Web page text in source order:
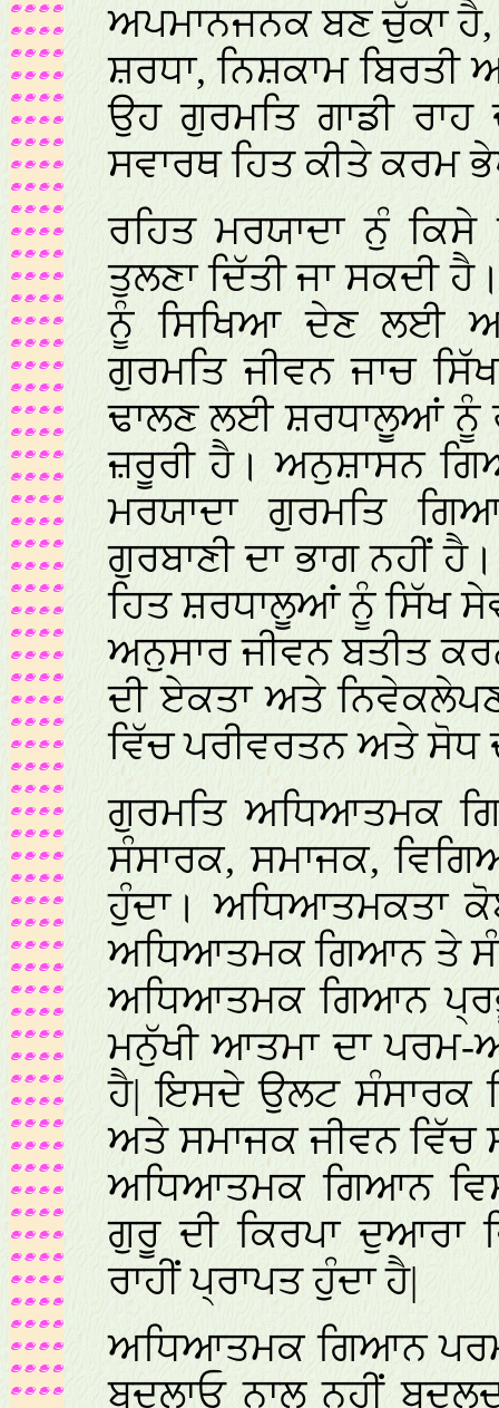
ਅਪਮਾਨਜਨਕ ਬਣ ਚੁੱਕਾ
ਸ਼ਰਧਾ, ਨਿਸ਼ਕਾਮ ਬਿਰਤੀ
ਉਹ ਗੁਰਮਤਿ ਗਾਡੀ
ਸਵਾਰਥ ਹਿਤ ਕੀਤੇ ਕਰਮ
ਰਹਿਤ ਮਰਯਾਦਾ ਨੁੰ
ਤੁਲਣਾ ਦਿੱਤੀ ਜਾ ਸਕਦੀ
ਨੂੰ ਸਿਖਿਆ ਦੇਣ ਲਈ
ਗੁਰਮਤਿ ਜੀਵਨ ਜਾਚ
ਢਾਲਣ ਲਈ ਸ਼ਰਧਾਲੂਆਂ ਨੂੰ
ਜ਼ਰੂਰੀ ਹੈ। ਅਨੁਸ਼ਾਸਨ
ਮਰਯਾਦਾ ਗੁਰਮਤਿ
ਗੁਰਬਾਣੀ ਦਾ ਭਾਗ ਨਹੀਂ
ਹਿਤ ਸ਼ਰਧਾਲੂਆਂ ਨੂੰ ਸਿੱਖ
ਅਨੁਸਾਰ ਜੀਵਨ ਬਤੀਤ
ਦੀ ਏਕਤਾ ਅਤੇ
ਵਿੱਚ ਪਰੀਵਰਤਨ ਅਤੇ ਸੋਧ
ਗੁਰਮਤਿ ਅਧਿਆਤਮਕ
ਸੰਸਾਰਕ, ਸਮਾਜਕ,
ਹੁੰਦਾ। ਅਧਿਆਤਮਕਤਾ
ਅਧਿਆਤਮਕ ਗਿਆਨ ਤੇ
ਅਧਿਆਤਮਕ ਗਿਆਨ
ਮਨੁੱਖੀ ਆਤਮਾ ਦਾ ਪਰਮ-
ਹੈ| ਇਸਦੇ ਉਲਟ ਸੰਸਾਰਕ
ਅਤੇ ਸਮਾਜਕ ਜੀਵਨ ਵਿੱਚ
ਅਧਿਆਤਮਕ ਗਿਆਨ
ਗੁਰੂ ਦੀ ਕਿਰਪਾ ਦੁਆਰਾ
ਰਾਹੀਂ ਪ੍ਰਾਪਤ ਹੁੰਦਾ ਹੈ|
ਅਧਿਆਤਮਕ ਗਿਆਨ
ਬਦਲਾਓ ਨਾਲ ਨਹੀਂ